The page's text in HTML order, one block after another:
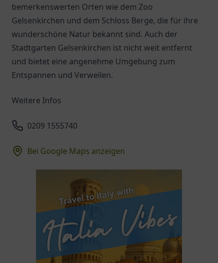
bemerkenswerten Orten wie dem Zoo
Gelsenkirchen und dem Schloss Berge, die für ihre
wunderschöne Natur bekannt sind. Auch der
Stadtgarten Gelsenkirchen ist nicht weit entfernt
und bietet eine angenehme Umgebung zum
Entspannen und Verweilen.
Weitere Infos
0209 1555740
Bei Google Maps anzeigen